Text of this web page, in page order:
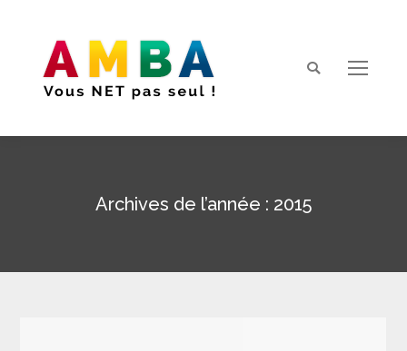
Search:
Archives de l’année : 2015